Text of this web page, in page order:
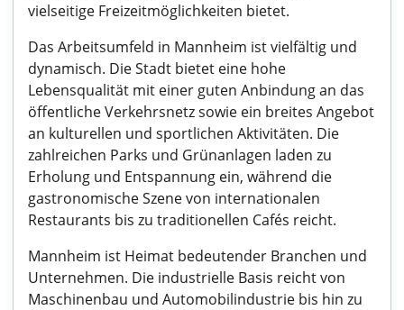
vielseitige Freizeitmöglichkeiten bietet.
Das Arbeitsumfeld in Mannheim ist vielfältig und
dynamisch. Die Stadt bietet eine hohe
Lebensqualität mit einer guten Anbindung an das
öffentliche Verkehrsnetz sowie ein breites Angebot
an kulturellen und sportlichen Aktivitäten. Die
zahlreichen Parks und Grünanlagen laden zu
Erholung und Entspannung ein, während die
gastronomische Szene von internationalen
Restaurants bis zu traditionellen Cafés reicht.
Mannheim ist Heimat bedeutender Branchen und
Unternehmen. Die industrielle Basis reicht von
Maschinenbau und Automobilindustrie bis hin zu